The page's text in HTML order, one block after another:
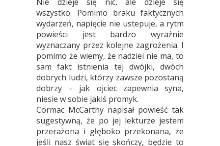
wszystko. Pomimo braku faktycznych
wydarzeń, napięcie nie ustepuje, a rytm
powieści jest bardzo wyraźnie
wyznaczany przez kolejne zagrożenia. I
pomimo że wiemy, że nadziei nie ma, to
sam fakt istnienia tej dwójki, dwóch
dobrych ludzi, którzy zawsze pozostaną
dobrzy – jak ojciec zapewnia syna,
niesie w sobie jakiś promyk.
Cormac McCarthy napisał powieść tak
sugestywną, że po jej lekturze jestem
przerażona i głęboko przekonana, że
jeśli nasz świat się skończy, będzie to